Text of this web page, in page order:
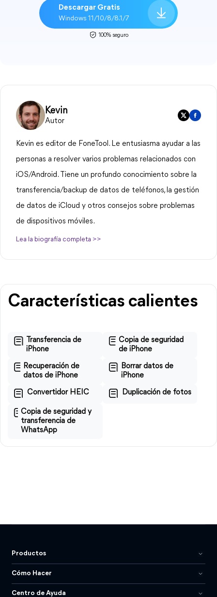
Descargar Gratis
Windows 11/10/8/8.1/7
100% seguro
Kevin
Autor
Kevin es editor de FoneTool. Le entusiasma ayudar a las
personas a resolver varios problemas relacionados con
iOS/Android. Tiene un profundo conocimiento sobre la
transferencia/backup de datos de teléfonos, la gestión
de datos de iCloud y otros consejos sobre problemas
de dispositivos móviles.
Lea la biografía completa >>
Características calientes
Transferencia de
iPhone
Copia de seguridad
de iPhone
Recuperación de
datos de iPhone
Borrar datos de
iPhone
Convertidor HEIC Duplicación de fotos
Copia de seguridad y
transferencia de
WhatsApp
Productos
Cómo Hacer
Centro de Ayuda